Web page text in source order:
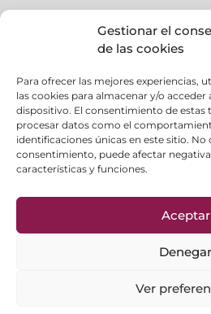
Gestionar el
de las cookies
Para ofrecer las mejores experiencias,
las cookies para almacenar y/o
dispositivo. El consentimiento de estas
procesar datos como el
identificaciones únicas en este sitio. No
consentimiento, puede afectar
características y funciones.
Aceptar
Denegar
Ver
Aviso Legal | Política de
Cookies
Formas de
Política de Calidad|
es